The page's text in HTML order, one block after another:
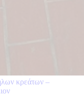
κρεάτων –